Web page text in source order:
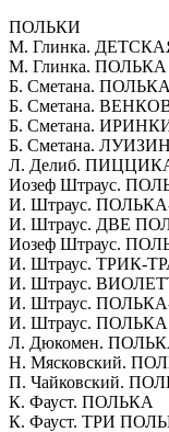
ПОЛЬКИ
М. Глинка.
М. Глинка. ПОЛЬКА
Б. Сметана. ПОЛЬКА
Б. Сметана.
Б. Сметана.
Б. Сметана.
Л. Делиб.
Иозеф Штраус.
И. Штраус.
И. Штраус. ДВЕ
Иозеф Штраус.
И. Штраус. ТРИК-
И. Штраус.
И. Штраус.
И. Штраус. ПОЛЬКА.
Л. Дюкомен.
Н. Мясковский.
П. Чайковский.
К. Фауст. ПОЛЬКА
К. Фауст. ТРИ